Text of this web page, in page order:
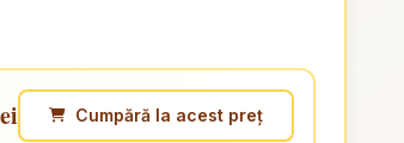
Cumpără la acest preț